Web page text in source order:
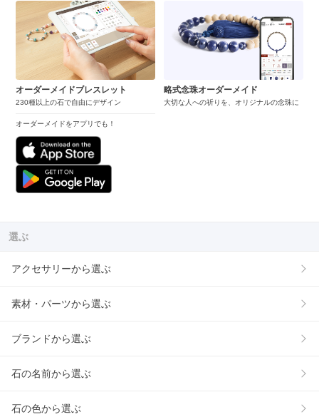
オーダーメイドブレスレット
230種以上の石で自由にデザイン
オーダーメイドをアプリでも！
略式念珠オーダーメイド
大切な人への祈りを、オリジナルの念珠に
選ぶ
アクセサリーから選ぶ
素材・パーツから選ぶ
ブランドから選ぶ
石の名前から選ぶ
石の色から選ぶ